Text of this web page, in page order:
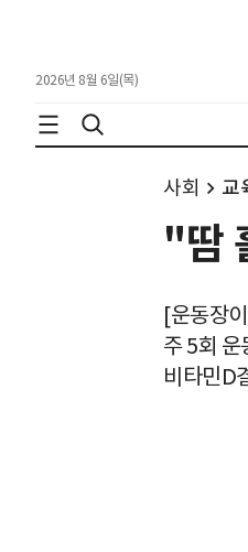
2026년 8월 6일(목)
사회 교
"땀
[운동장
주 5회
비타민D